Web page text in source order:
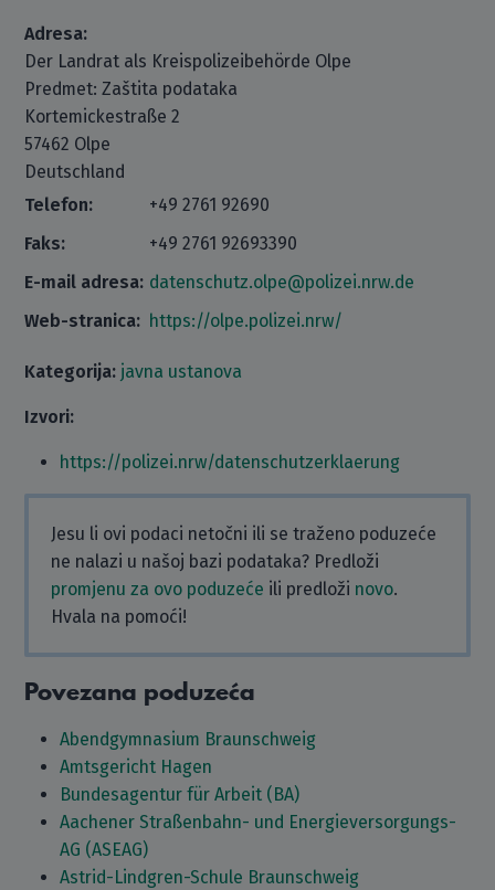
Adresa:
Der Landrat als Kreispolizeibehörde Olpe
Predmet: Zaštita podataka
Kortemickestraße 2
57462 Olpe
Deutschland
Telefon:
+49 2761 92690
Faks:
+49 2761 92693390
E-mail adresa: datenschutz.olpe@polizei.nrw.de
Web-stranica: https://olpe.polizei.nrw/
Kategorija: javna ustanova
Izvori:
https://polizei.nrw/datenschutzerklaerung
Jesu li ovi podaci netočni ili se traženo poduzeće
ne nalazi u našoj bazi podataka? Predloži
promjenu za ovo poduzeće ili predloži novo.
Hvala na pomoći!
Povezana poduzeća
Abendgymnasium Braunschweig
Amtsgericht Hagen
Bundesagentur für Arbeit (BA)
Aachener Straßenbahn- und Energieversorgungs-
AG (ASEAG)
Astrid-Lindgren-Schule Braunschweig